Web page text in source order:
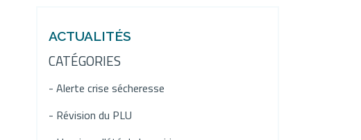
ACTUALITÉS
CATÉGORIES
- Alerte crise sécheresse
- Révision du PLU